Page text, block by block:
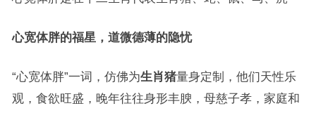
心宽体胖的福星，道微德薄的隐忧
“心宽体胖”一词，仿佛为生肖猪量身定制，他们天性乐
观，食欲旺盛，晚年往往身形丰腴，母慈子孝，家庭和